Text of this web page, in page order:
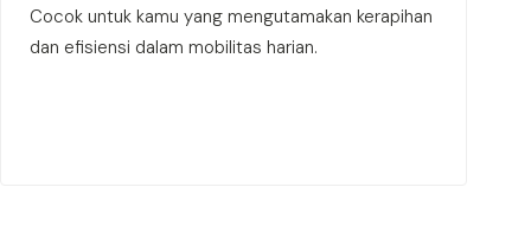
Cocok untuk kamu yang mengutamakan kerapihan
dan efisiensi dalam mobilitas harian.